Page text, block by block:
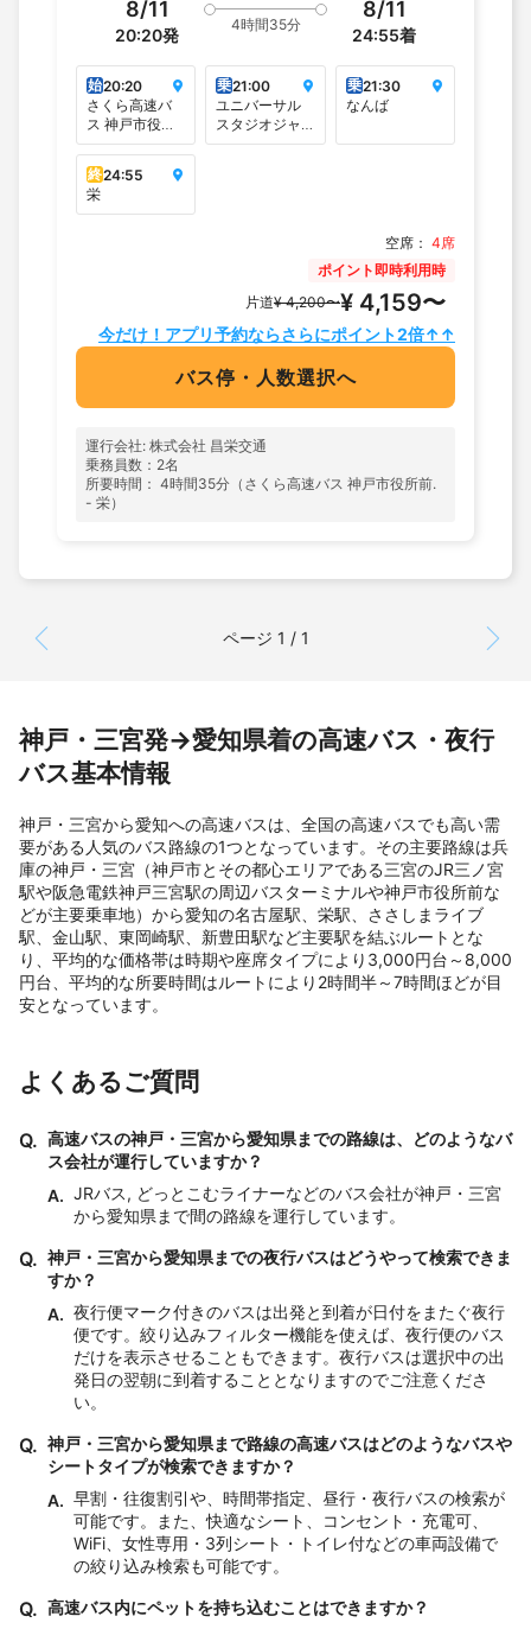
8/11
20:20発
4時間35分
8/11
24:55着
始20:20
さくら高速バ
ス 神戸市役所
前.
乗21:00
ユニバーサル
スタジオジャ
パン＜4番バス
乗21:30
なんば
終24:55
栄
空席： 4席
ポイント即時利用時
片道¥ 4,200〜¥ 4,159〜
今だけ！アプリ予約ならさらにポイント2倍↑↑
バス停・人数選択へ
運行会社: 株式会社 昌栄交通
乗務員数：2名
所要時間： 4時間35分（さくら高速バス 神戸市役所前.
- 栄）
ページ 1 / 1
神戸・三宮発→愛知県着の高速バス・夜行
バス基本情報
神戸・三宮から愛知への高速バスは、全国の高速バスでも高い需
要がある人気のバス路線の1つとなっています。その主要路線は兵
庫の神戸・三宮（神戸市とその都心エリアである三宮のJR三ノ宮
駅や阪急電鉄神戸三宮駅の周辺バスターミナルや神戸市役所前な
どが主要乗車地）から愛知の名古屋駅、栄駅、ささしまライブ
駅、金山駅、東岡崎駅、新豊田駅など主要駅を結ぶルートとな
り、平均的な価格帯は時期や座席タイプにより3,000円台～8,000
円台、平均的な所要時間はルートにより2時間半～7時間ほどが目
安となっています。
よくあるご質問
Q. 高速バスの神戸・三宮から愛知県までの路線は、どのようなバ
ス会社が運行していますか？
A. JRバス, どっとこむライナーなどのバス会社が神戸・三宮
から愛知県まで間の路線を運行しています。
Q. 神戸・三宮から愛知県までの夜行バスはどうやって検索できま
すか？
A. 夜行便マーク付きのバスは出発と到着が日付をまたぐ夜行
便です。絞り込みフィルター機能を使えば、夜行便のバス
だけを表示させることもできます。夜行バスは選択中の出
発日の翌朝に到着することとなりますのでご注意くださ
い。
Q. 神戸・三宮から愛知県まで路線の高速バスはどのようなバスや
シートタイプが検索できますか？
A. 早割・往復割引や、時間帯指定、昼行・夜行バスの検索が
可能です。また、快適なシート、コンセント・充電可、
WiFi、女性専用・3列シート・トイレ付などの車両設備で
の絞り込み検索も可能です。
Q. 高速バス内にペットを持ち込むことはできますか？